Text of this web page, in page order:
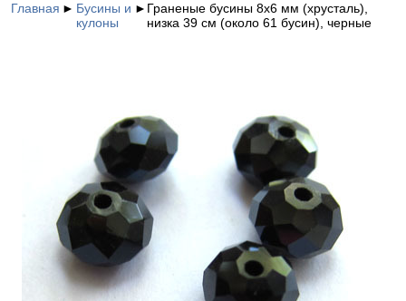
Главная ► Бусины и
кулоны
► Граненые бусины 8х6 мм (хрусталь),
низка 39 см (около 61 бусин), черные